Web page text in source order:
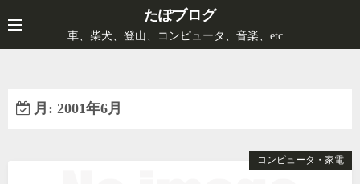
ン
テ
たぽブログ
車、柴犬、登山、コンピュータ、音楽、etc...
月: 2001年6月
コンピュータ・家電